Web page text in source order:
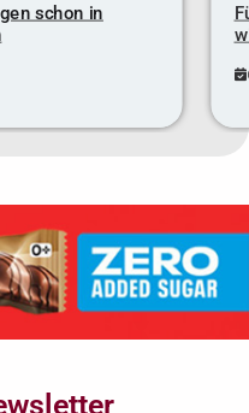
schon in